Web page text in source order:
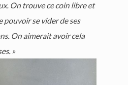
On trouve ce coin libre et
pouvoir se vider de ses
On aimerait avoir cela
»